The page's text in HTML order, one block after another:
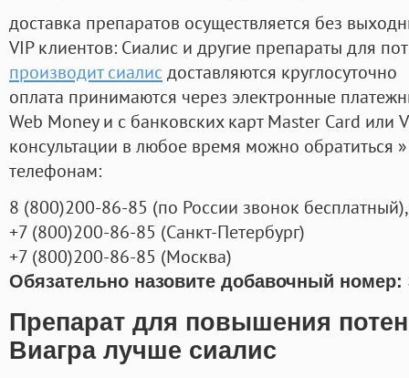
доставка препаратов осуществляется без
VIP клиентов: Сиалис и другие препараты для
производит сиалис доставляются круглосуточно
оплата принимаются через электронные
Web Money и с банковских карт Master Card или
консультации в любое время можно обратиться
телефонам:
8 (800)200-86-85 (по России звонок бесплатный),
+7 (800)200-86-85 (Санкт-Петербург)
+7 (800)200-86-85 (Москва)
Обязательно назовите добавочный номер:
Препарат для повышения
Виагра лучше сиалис